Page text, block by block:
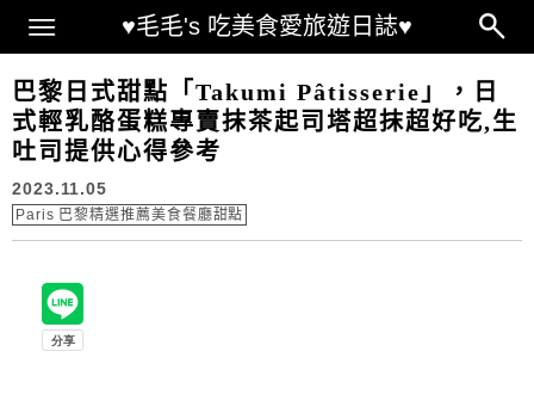
♥毛毛's 吃美食愛旅遊日誌♥
Main Menu
巴黎日式甜點「Takumi Pâtisserie」，日
式輕乳酪蛋糕專賣抹茶起司塔超抹超好吃,生
吐司提供心得參考
2023.11.05
Paris 巴黎精選推薦美食餐廳甜點